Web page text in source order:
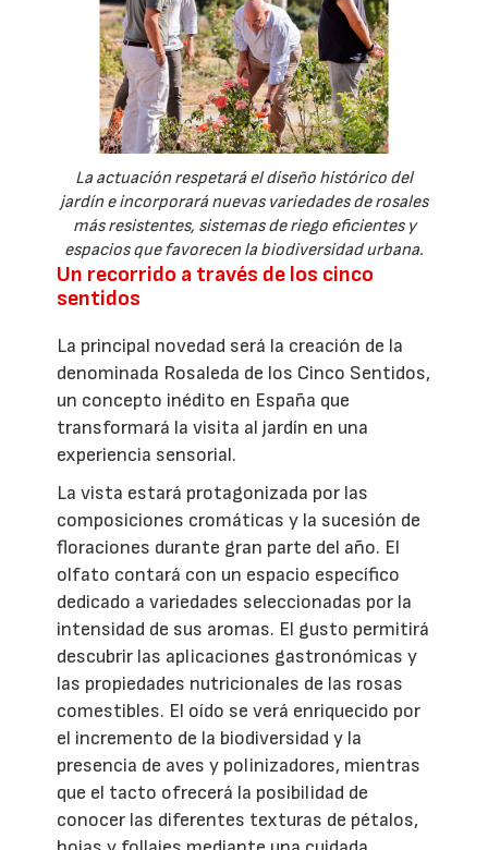
La actuación respetará el diseño histórico del
jardín e incorporará nuevas variedades de rosales
más resistentes, sistemas de riego eficientes y
espacios que favorecen la biodiversidad urbana.
Un recorrido a través de los cinco
sentidos
La principal novedad será la creación de la
denominada Rosaleda de los Cinco Sentidos,
un concepto inédito en España que
transformará la visita al jardín en una
experiencia sensorial.
La vista estará protagonizada por las
composiciones cromáticas y la sucesión de
floraciones durante gran parte del año. El
olfato contará con un espacio específico
dedicado a variedades seleccionadas por la
intensidad de sus aromas. El gusto permitirá
descubrir las aplicaciones gastronómicas y
las propiedades nutricionales de las rosas
comestibles. El oído se verá enriquecido por
el incremento de la biodiversidad y la
presencia de aves y polinizadores, mientras
que el tacto ofrecerá la posibilidad de
conocer las diferentes texturas de pétalos,